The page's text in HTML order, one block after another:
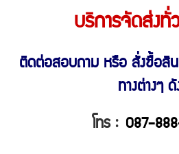
บริการจัดส่งทั่
ติดต่อสอบถาม หรือ สั่งซื้อสิน
ทางต่างๆ ดั
โทร : 087-